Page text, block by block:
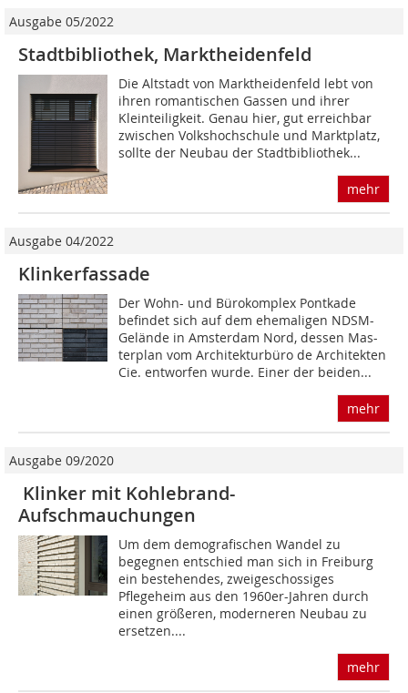
Ausgabe 05/2022
Stadtbibliothek, Marktheidenfeld
Die Altstadt von Marktheidenfeld lebt von
ihren romantischen Gassen und ihrer
Kleinteiligkeit. Genau hier, gut erreichbar
zwischen Volkshochschule und Marktplatz,
sollte der Neubau der Stadtbibliothek...
mehr
Ausgabe 04/2022
Klinkerfassade
Der Wohn- und Bürokomplex Pontkade
befindet sich auf dem ehemaligen NDSM-
Gelände in Amsterdam Nord, dessen Mas-
terplan vom Architekturbüro de Architekten
Cie. entworfen wurde. Einer der beiden...
mehr
Ausgabe 09/2020
Klinker mit Kohlebrand-
Aufschmauchungen
Um dem demografischen Wandel zu
begegnen entschied man sich in Freiburg
ein bestehendes, zweigeschossiges
Pflegeheim aus den 1960er-Jahren durch
einen größeren, moderneren Neubau zu
ersetzen....
mehr